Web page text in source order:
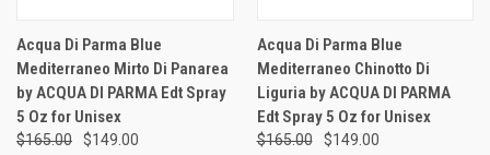
Acqua Di Parma Blue
Mediterraneo Mirto Di Panarea
by ACQUA DI PARMA Edt Spray
5 Oz for Unisex
$165.00
$149.00
Acqua Di Parma Blue
Mediterraneo Chinotto Di
Liguria by ACQUA DI PARMA
Edt Spray 5 Oz for Unisex
$165.00
$149.00